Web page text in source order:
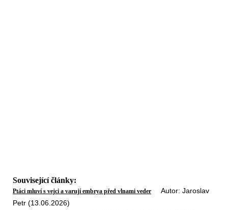
Související články:
Ptáci mluví s vejci a varují embrya před vlnami veder Autor: Jaroslav
Petr (13.06.2026)